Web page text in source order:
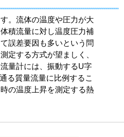
。流体の温度や圧力が大
積流量に対し温度圧力補
誤差要因も多いという問
定する方式が望ましく、
量計には、振動するU字
る質量流量に比例するこ
の温度上昇を測定する熱